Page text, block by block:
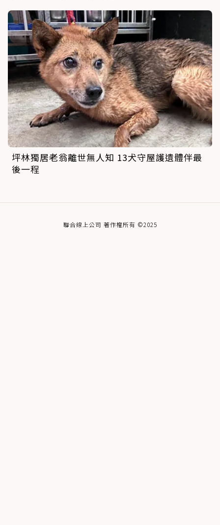
坪林獨居老翁離世無人知 13犬守屋護遺體伴最
後一程
聯合線上公司 著作權所有 ©2025